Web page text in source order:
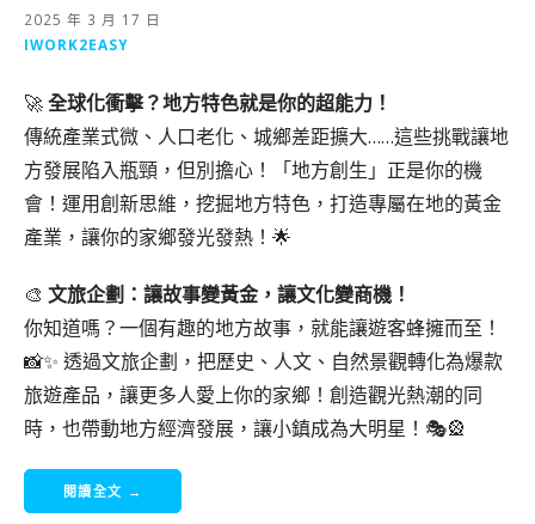
2025 年 3 月 17 日
IWORK2EASY
🚀全球化衝擊？地方特色就是你的超能力！
傳統產業式微、人口老化、城鄉差距擴大……這些挑戰讓地
方發展陷入瓶頸，但別擔心！「地方創生」正是你的機
會！運用創新思維，挖掘地方特色，打造專屬在地的黃金
產業，讓你的家鄉發光發熱！🌟
🎨 文旅企劃：讓故事變黃金，讓文化變商機！
你知道嗎？一個有趣的地方故事，就能讓遊客蜂擁而至！
📸✨ 透過文旅企劃，把歷史、人文、自然景觀轉化為爆款
旅遊產品，讓更多人愛上你的家鄉！創造觀光熱潮的同
時，也帶動地方經濟發展，讓小鎮成為大明星！🎭🎡
閱讀全文 →